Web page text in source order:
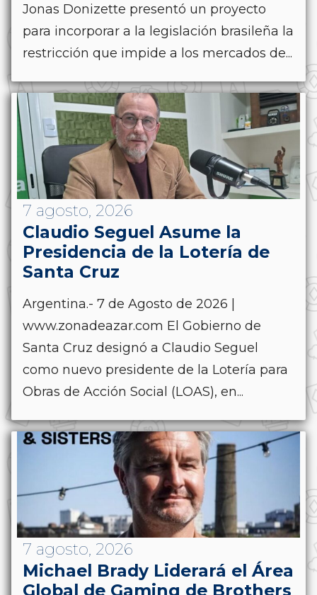
Jonas Donizette presentó un proyecto
para incorporar a la legislación brasileña la
restricción que impide a los mercados de...
7 agosto, 2026
Claudio Seguel Asume la
Presidencia de la Lotería de
Santa Cruz
Argentina.- 7 de Agosto de 2026 |
www.zonadeazar.com El Gobierno de
Santa Cruz designó a Claudio Seguel
como nuevo presidente de la Lotería para
Obras de Acción Social (LOAS), en...
7 agosto, 2026
Michael Brady Liderará el Área
Global de Gaming de Brothers